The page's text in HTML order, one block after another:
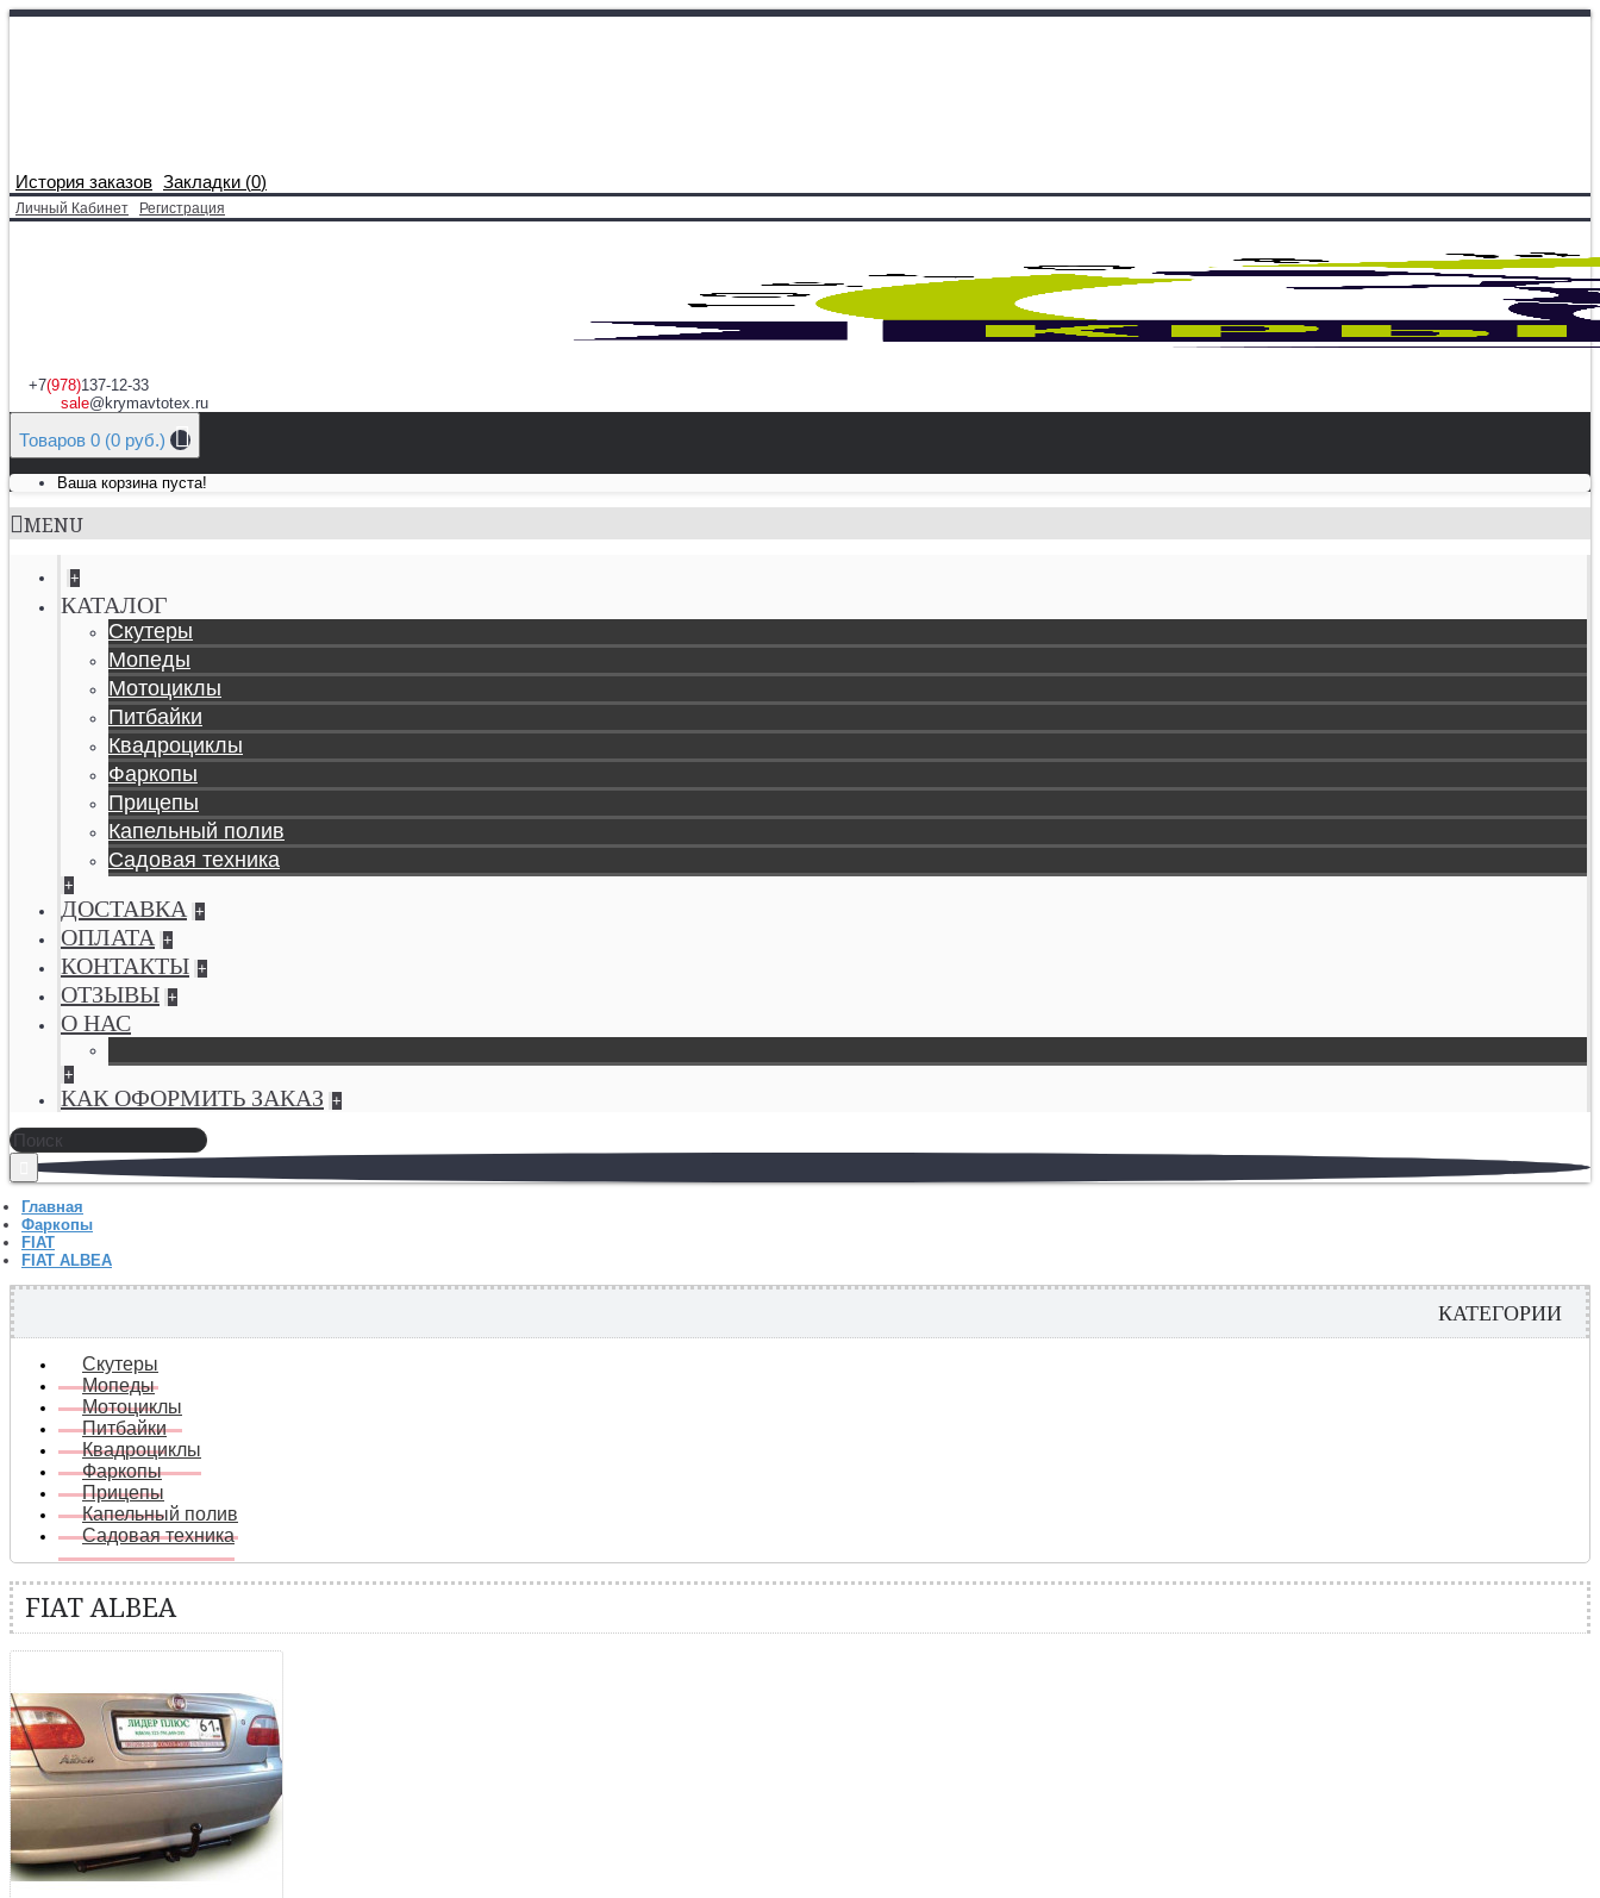
История заказов Закладки (0)
Личный Кабинет Регистрация
+7(978)137-12-33
sale@krymavtotex.ru
Товаров 0 (0 руб.)
Ваша корзина пуста!
MENU
+
КАТАЛОГ
Скутеры
Мопеды
Мотоциклы
Питбайки
Квадроциклы
Фаркопы
Прицепы
Капельный полив
Садовая техника
+
ДОСТАВКА +
ОПЛАТА +
КОНТАКТЫ +
ОТЗЫВЫ +
О НАС
+
КАК ОФОРМИТЬ ЗАКАЗ +
Главная
Фаркопы
FIAT
FIAT ALBEA
КАТЕГОРИИ
Скутеры
Мопеды
Мотоциклы
Питбайки
Квадроциклы
Фаркопы
Прицепы
Капельный полив
Садовая техника
FIAT ALBEA